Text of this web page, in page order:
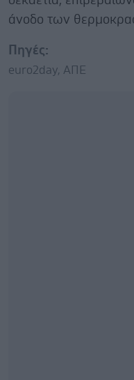
άνοδο των
Πηγές:
euro2day, ΑΠΕ